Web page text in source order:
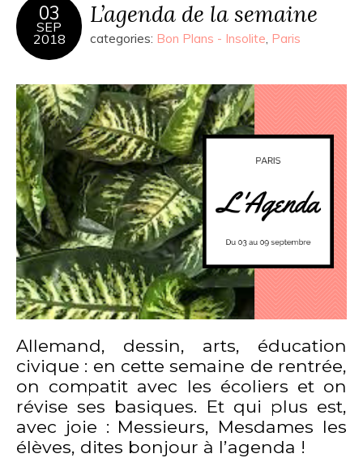
03
SEP
2018
L’agenda de la semaine
categories: Bon Plans - Insolite Paris
Allemand, dessin, arts, éducation
civique : en cette semaine de rentrée,
on compatit avec les écoliers et on
révise ses basiques. Et qui plus est,
avec joie : Messieurs, Mesdames les
élèves, dites bonjour à l’agenda !